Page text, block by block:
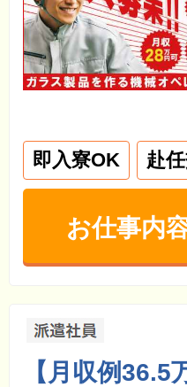
即入寮OK 赴
お仕事内
【月収例